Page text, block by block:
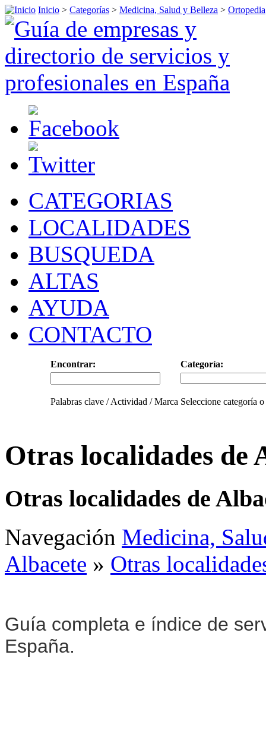
Inicio > Categorías > Medicina, Salud y Belleza > Ortopedia
CATEGORIAS
LOCALIDADES
BUSQUEDA
ALTAS
AYUDA
CONTACTO
Encontrar: Categoría:
Palabras clave / Actividad / Marca Seleccione categoría
Otras localidades de
Otras localidades de
Navegación Medicina,
Albacete » Otras
Guía completa e índice de
España.